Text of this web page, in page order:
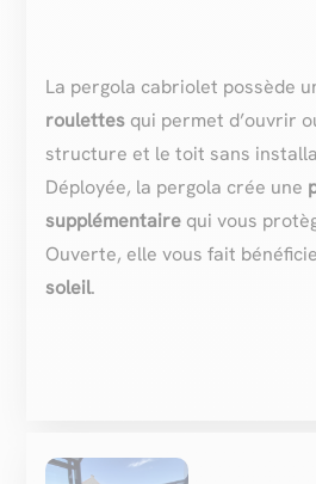
La pergola cabriolet possède
roulettes qui permet d’ouvrir
structure et le toit sans
Déployée, la pergola crée une
supplémentaire qui vous
Ouverte, elle vous fait
soleil.